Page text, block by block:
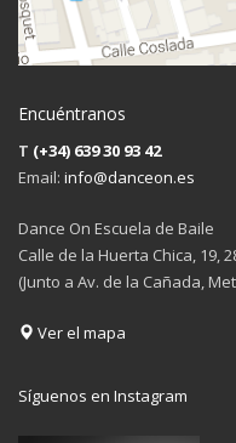
Encuéntranos
T (+34) 639 30 93 42
Email: info@danceon.es
Dance On Escuela de Baile
Calle de la Huerta Chica, 19,
(Junto a Av. de la Cañada,
Ver el mapa
Síguenos en Instagram